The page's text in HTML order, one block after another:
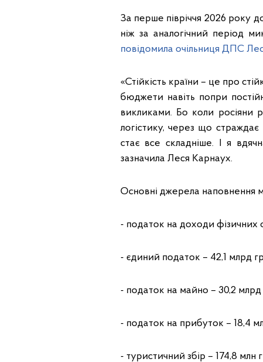
За перше півріччя 2026 року
ніж за аналогічний період
повідомила очільниця ДПС
«Стійкість країни – це про
бюджети навіть попри
викликами. Бо коли росіяни
логістику, через що страждає
стає все складніше. І я
зазначила Леся Карнаух.
Основні джерела наповнення
- податок на доходи фізичних
- єдиний податок – 42,1 млрд
- податок на майно – 30,2 млрд
- податок на прибуток – 18,4
- туристичний збір – 174,8 млн